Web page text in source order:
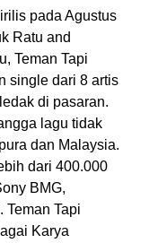
pada Agustus
Ratu and
Teman Tapi
single dari 8 artis
di pasaran.
lagu tidak
dan Malaysia.
dari 400.000
BMG,
Teman Tapi
Karya